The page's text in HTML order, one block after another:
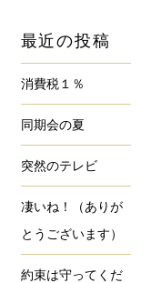
最近の投稿
消費税１％
同期会の夏
突然のテレビ
凄いね！（ありが
とうございます）
約束は守ってくだ